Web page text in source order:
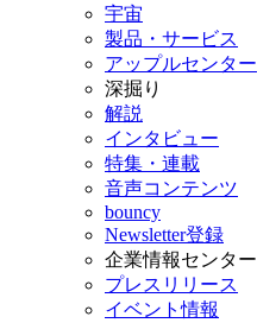
宇宙
製品・サービス
アップルセンター
深掘り
解説
インタビュー
特集・連載
音声コンテンツ
bouncy
Newsletter登録
企業情報センター
プレスリリース
イベント情報